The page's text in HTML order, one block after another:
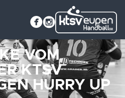
VOM
KTSV
HURRY UP